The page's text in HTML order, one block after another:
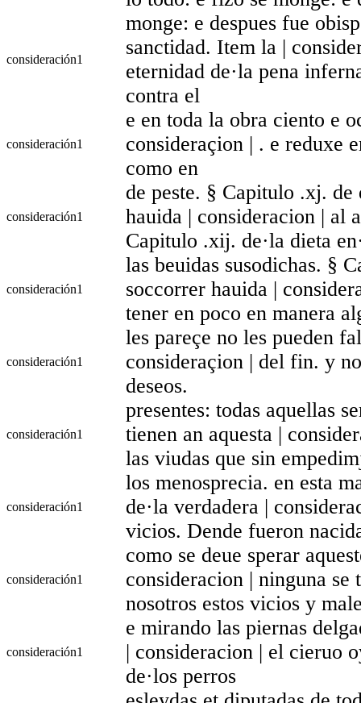
consideración1
monge: e despues fue
sanctidad. Item la |
eternidad de·la pena
contra el
consideración1
e en toda la obra ciento e
consideraçion | . e reduxe
como en
consideración1
de peste. § Capitulo .xj. de
hauida | consideracion | al
Capitulo .xij. de·la dieta
consideración1
las beuidas susodichas. §
soccorrer hauida |
tener en poco en manera
consideración1
les pareçe no les pueden
consideraçion | del fin. y
deseos.
consideración1
presentes: todas aquellas
tienen an aquesta |
las viudas que sin
consideración1
los menosprecia. en esta
de·la verdadera |
vicios. Dende fueron
consideración1
como se deue sperar
consideracion | ninguna
nosotros estos vicios y
consideración1
e mirando las piernas
| consideracion | el cieruo
de·los perros